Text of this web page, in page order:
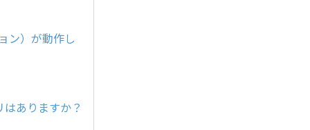
ン）が動作し
ありますか？